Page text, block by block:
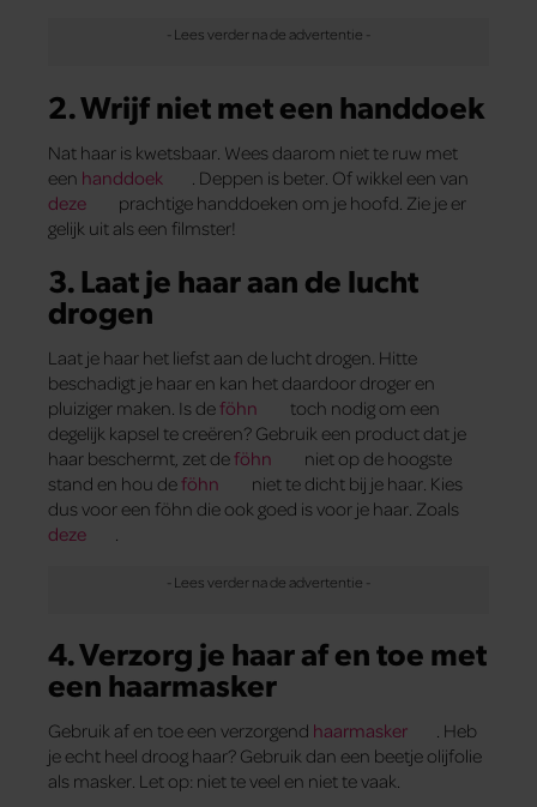
2. Wrijf niet met een handdoek
Nat haar is kwetsbaar. Wees daarom niet te ruw met
een handdoek
. Deppen is beter. Of wikkel een van
deze
prachtige handdoeken om je hoofd. Zie je er
gelijk uit als een filmster!
3. Laat je haar aan de lucht
drogen
Laat je haar het liefst aan de lucht drogen. Hitte
beschadigt je haar en kan het daardoor droger en
pluiziger maken. Is deföhn
toch nodig om een
degelijk kapsel te creëren? Gebruik een product dat je
haar beschermt, zet deföhn
niet op de hoogste
stand en hou deföhn
niet te dicht bij je haar. Kies
dus voor een föhn die ook goed is voor je haar. Zoals
deze
4. Verzorg je haar af en toe met
een haarmasker
Gebruik af en toe een verzorgend haarmasker
. Heb
je echt heel droog haar? Gebruik dan een beetje olijfolie
als masker. Let op: niet te veel en niet te vaak.